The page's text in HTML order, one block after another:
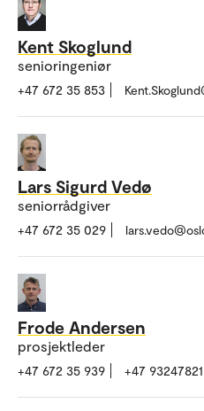
Kent Skoglund
senioringeniør
+47 672 35 853
Lars Sigurd Vedø
seniorrådgiver
+47 672 35 029
Frode Andersen
prosjektleder
+47 672 35 939 +47 93247821